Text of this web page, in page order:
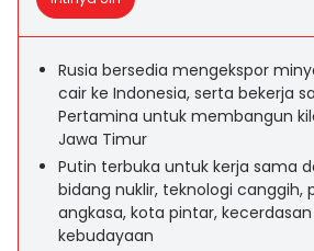
Rusia bersedia mengekspor
cair ke Indonesia, serta bekerja
Pertamina untuk membangun
Jawa Timur
Putin terbuka untuk kerja sama
bidang nuklir, teknologi canggih,
angkasa, kota pintar,
kebudayaan